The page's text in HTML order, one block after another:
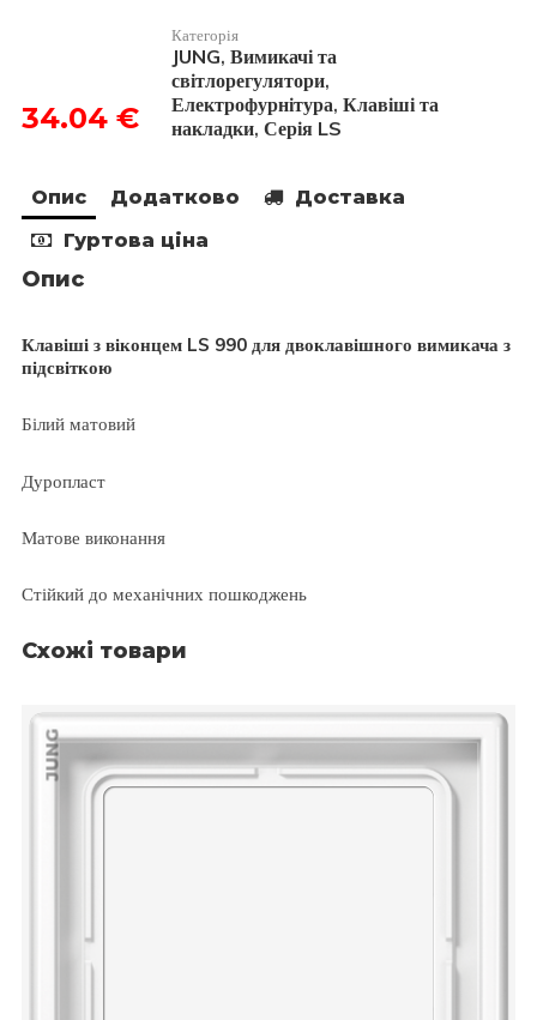
34.04 €
Категорія
JUNG, Вимикачі та
світлорегулятори,
Електрофурнітура, Клавіші та
накладки, Серія LS
Опис Додатково
Доставка
Гуртова ціна
Опис
Клавіші з віконцем LS 990 для двоклавішного вимикача з
підсвіткою
Білий матовий
Дуропласт
Матове виконання
Стійкий до механічних пошкоджень
Схожі товари
JUNG